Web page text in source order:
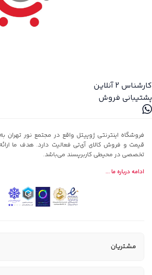
کارشناس 2
آنلاین
پشتیبانی فروش
فروشگاه اینترنتی ژوپیتل واقع در مجتمع نور
قیمت و فروش کالای آی‌تی فعالیت دارد. هدف ما
تخصصی در محیطی کاربرپسند می‌باشد.
ادامه درباره ما ...
مشتریان